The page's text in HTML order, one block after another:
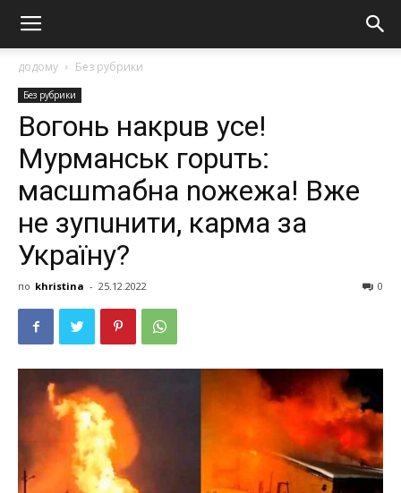
додому Без рубрики
Без рубрики
Вогонь накрuв усе!
Мурманськ горuть:
масшmабна nожежа! Вже
не зупuнити, кaрма за
Україну?
по khristina - 25.12.2022 0